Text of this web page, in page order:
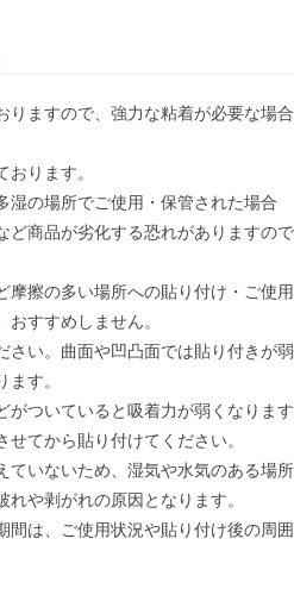
りますので、強力な粘着が必要な場合
おります。
湿の場所でご使用・保管された場合
ど商品が劣化する恐れがありますので
摩擦の多い場所への貼り付け・ご使用
すすめしません。
さい。曲面や凹凸面では貼り付きが弱
ます。
がついていると吸着力が弱くなります
てから貼り付けてください。
ていないため、湿気や水気のある場所
や剥がれの原因となります。
間は、ご使用状況や貼り付け後の周囲